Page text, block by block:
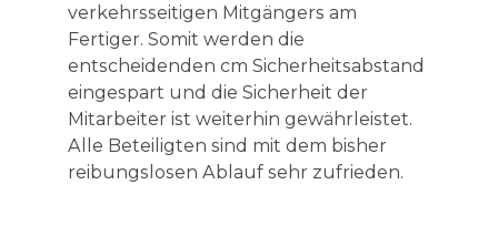
verkehrsseitigen Mitgängers am
Fertiger. Somit werden die
entscheidenden cm Sicherheitsabstand
eingespart und die Sicherheit der
Mitarbeiter ist weiterhin gewährleistet.
Alle Beteiligten sind mit dem bisher
reibungslosen Ablauf sehr zufrieden.